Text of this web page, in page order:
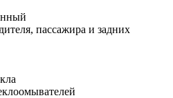
пассажира и задних